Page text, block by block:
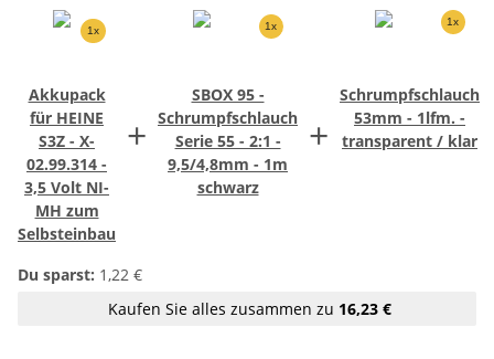
Akkupack
für HEINE
S3Z - X-
02.99.314 -
3,5 Volt NI-
MH zum
Selbsteinbau
1x
+
SBOX 95 -
Schrumpfschlauch
Serie 55 - 2:1 -
9,5/4,8mm - 1m
schwarz
1x
+
Schrumpfschlauch
53mm - 1lfm. -
transparent / klar
1x
Du sparst: 1,22 €
Kaufen Sie alles zusammen zu 16,23 €